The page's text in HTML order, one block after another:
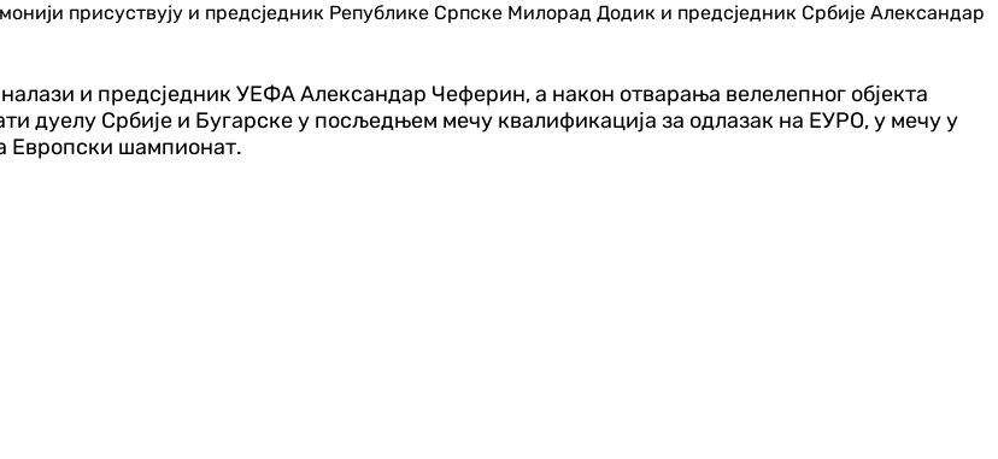
присуствују и предсједник Републике Српске Милорад Додик и предсједник Србије Александар
и предсједник УЕФА Александар Чеферин, а након отварања велелепног објекта
дуелу Србије и Бугарске у посљедњем мечу квалификација за одлазак на ЕУРО, у мечу у
Европски шампионат.